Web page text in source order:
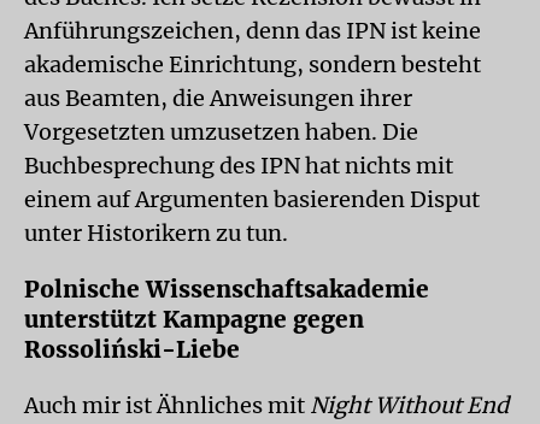
Anführungszeichen, denn das IPN ist keine
akademische Einrichtung, sondern besteht
aus Beamten, die Anweisungen ihrer
Vorgesetzten umzusetzen haben. Die
Buchbesprechung des IPN hat nichts mit
einem auf Argumenten basierenden Disput
unter Historikern zu tun.
Polnische Wissenschaftsakademie
unterstützt Kampagne gegen
Rossoliński-Liebe
Auch mir ist Ähnliches mit Night Without End